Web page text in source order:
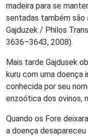
madeira para se
sentadas também
Gajduzek / Philos
3636–3643, 2008).
Mais tarde Gajdusek
kuru com uma doença
conhecida por seu
enzoótica dos ovinos,
Quando os Fore
a doença